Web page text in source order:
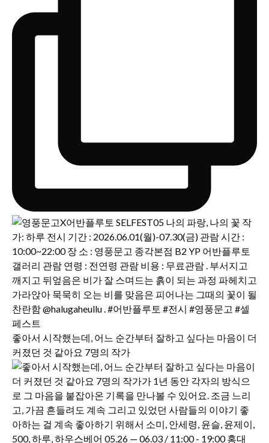
좋아서 시작했는데, 어느 순간부터 잘하고 싶다는 마음이 더
커졌던 것 같아요 7명의 작가